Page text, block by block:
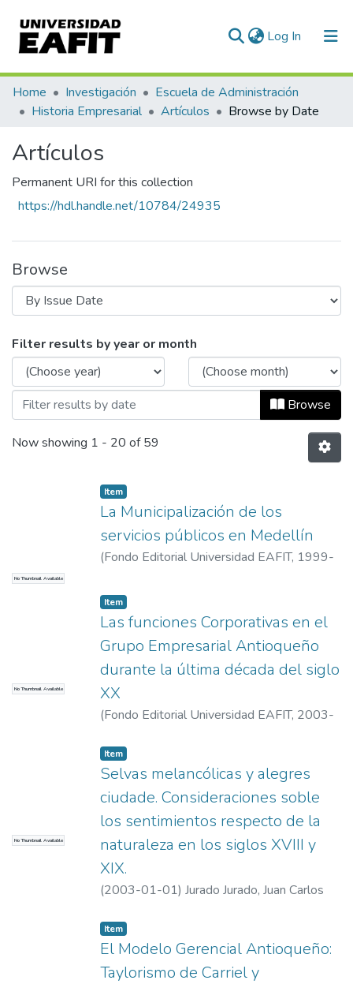
Log In (current)
Communities & Collections
All of DSpace
Home Investigación
Escuela de Administración
Historia Empresarial
Artículos Browse by Date
Artículos
Permanent URI for this collection
https://hdl.handle.net/10784/24935
Browse
Browsing Artículos by Issue Date
Filter results by year or month
Browse
Now showing 1 - 20 of 59
No Thumbnail Available
Item
La Municipalización de los
servicios públicos en Medellín
(Fondo Editorial Universidad EAFIT, 1999-
No Thumbnail Available
Item
Las funciones Corporativas en el
Grupo Empresarial Antioqueño
durante la última década del siglo
XX
(Fondo Editorial Universidad EAFIT, 2003-
No Thumbnail Available
Item
Selvas melancólicas y alegres
ciudade. Consideraciones soble
los sentimientos respecto de la
naturaleza en los siglos XVIII y
XIX.
(2003-01-01) Jurado Jurado, Juan Carlos
Item
El Modelo Gerencial Antioqueño:
Taylorismo de Carriel y